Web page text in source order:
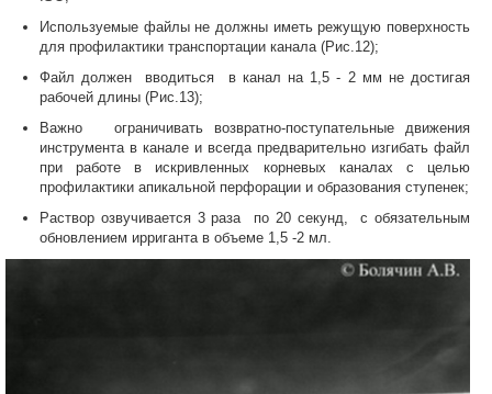
Используемые файлы не должны иметь режущую поверхность
для профилактики транспортации канала (Рис.12);
Файл должен вводиться в канал на 1,5 - 2 мм не достигая
рабочей длины (Рис.13);
Важно ограничивать возвратно-поступательные движения
инструмента в канале и всегда предварительно изгибать файл
при работе в искривленных корневых каналах с целью
профилактики апикальной перфорации и образования ступенек;
Раствор озвучивается 3 раза по 20 секунд, с обязательным
обновлением ирриганта в объеме 1,5 -2 мл.